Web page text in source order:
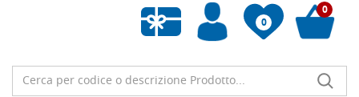
0
Wishlist vuota
0